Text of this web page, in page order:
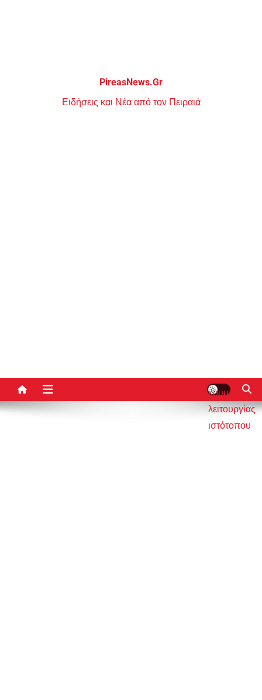
PireasNews.Gr
Ειδήσεις και Νέα από τον Πειραιά
κουμπί
λειτουργίας
ιστότοπου